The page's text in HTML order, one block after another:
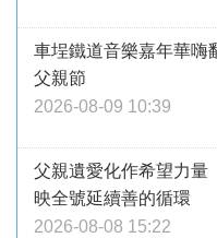
車埕鐵道音樂嘉年華
父親節
2026-08-09 10:39
父親遺愛化作希望力
映全號延續善的循環
2026-08-08 15:22